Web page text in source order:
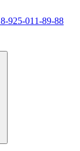
8-925-011-89-88